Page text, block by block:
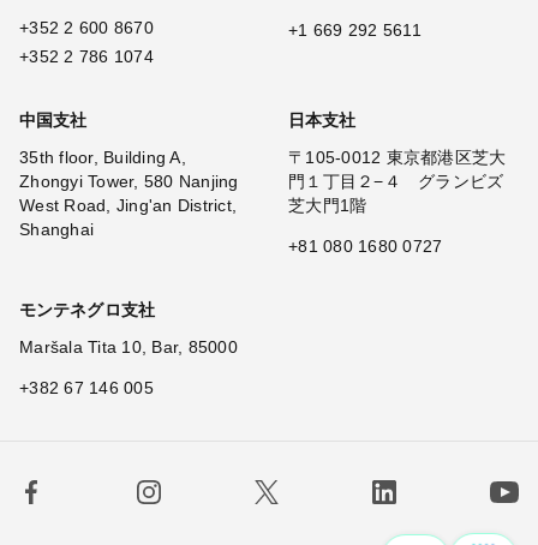
+352 2 600 8670
+352 2 786 1074
+1 669 292 5611
中国支社
35th floor, Building A,
Zhongyi Tower, 580 Nanjing
West Road, Jing'an District,
Shanghai
日本支社
〒105-0012 東京都港区芝大
門１丁目２−４ グランビズ
芝大門1階
+81 080 1680 0727
モンテネグロ支社
Maršala Tita 10, Bar, 85000
+382 67 146 005